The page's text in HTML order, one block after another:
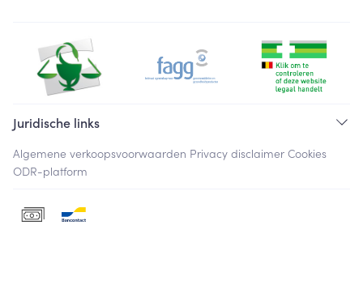
Juridische links
Algemene verkoopsvoorwaarden Privacy disclaimer Cookies
ODR-platform